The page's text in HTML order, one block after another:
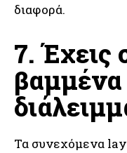
διαφορά.
7. Έχεις
βαμμένα
Τα συνεχόμενα